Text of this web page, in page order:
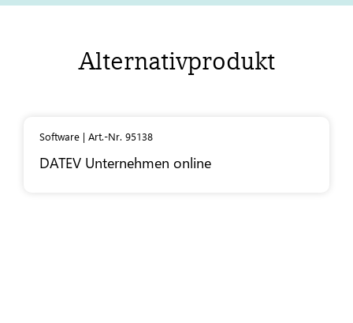
Alternativprodukt
Software | Art.-Nr. 95138
DATEV Unternehmen online